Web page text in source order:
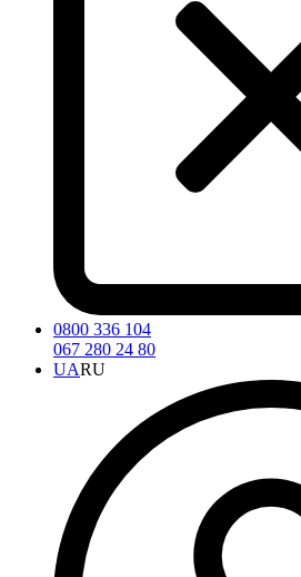
0800 336 104
067 280 24 80
UARU